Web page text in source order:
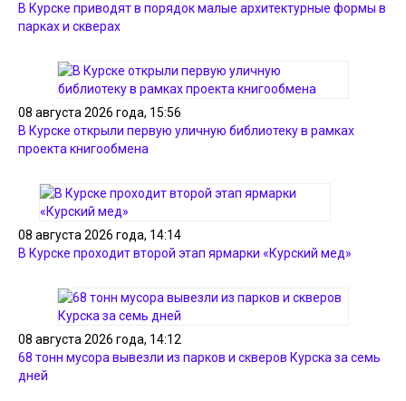
В Курске приводят в порядок малые архитектурные формы в
парках и скверах
08 августа 2026 года, 15:56
В Курске открыли первую уличную библиотеку в рамках
проекта книгообмена
08 августа 2026 года, 14:14
В Курске проходит второй этап ярмарки «Курский мед»
08 августа 2026 года, 14:12
68 тонн мусора вывезли из парков и скверов Курска за семь
дней